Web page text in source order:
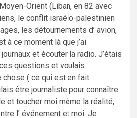
Orient (Liban, en 82 avec
le conflit israélo-palestinien
les détournements d’ avion,
à ce moment là que j’ai
et écouter la radio. J’étais
questions et voulais
chose ( ce qui est en fait
être journaliste pour connaître
et toucher moi même la réalité,
l’ événement et moi. Je